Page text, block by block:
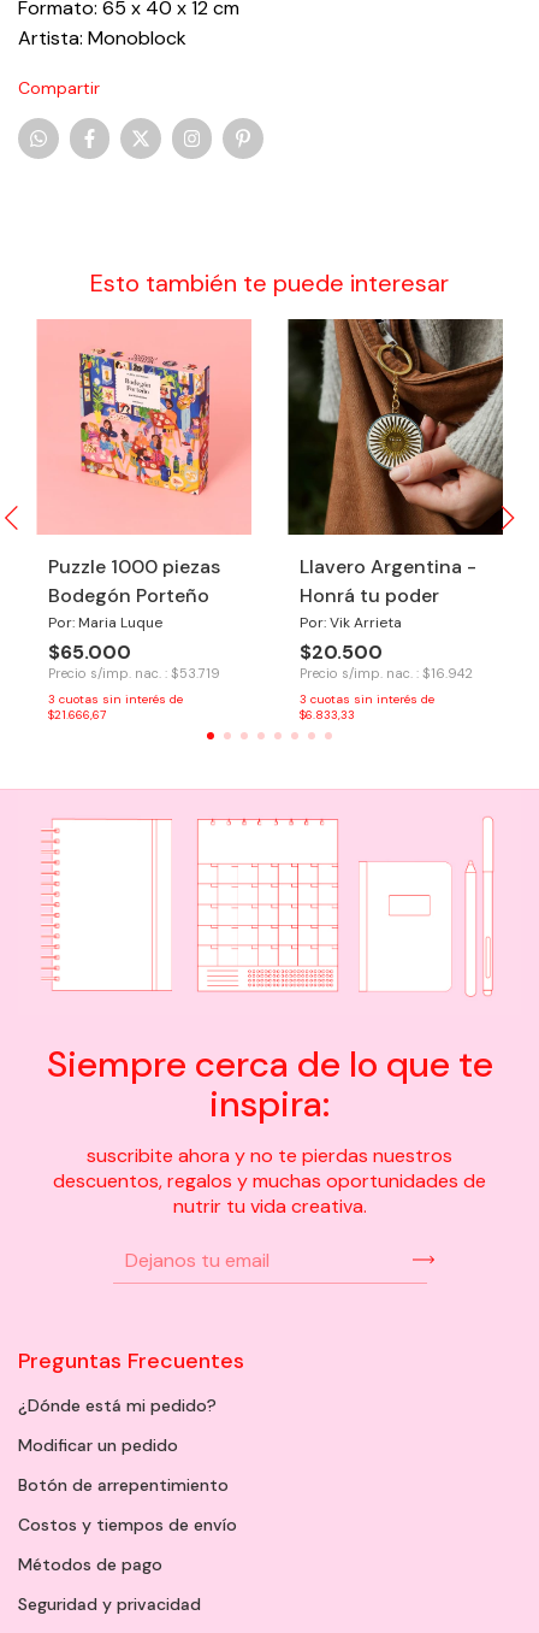
Formato: 65 x 40 x 12 cm
Artista: Monoblock
Compartir
Esto también te puede interesar
Puzzle 1000 piezas
Bodegón Porteño
Por: Maria Luque
$65.000
Precio s/imp. nac. : $53.719
3 cuotas sin interés de
$21.666,67
Llavero Argentina -
Honrá tu poder
Por: Vik Arrieta
$20.500
Precio s/imp. nac. : $16.942
3 cuotas sin interés de
$6.833,33
Siempre cerca de lo que te
inspira:
suscribite ahora y no te pierdas nuestros
descuentos, regalos y muchas oportunidades de
nutrir tu vida creativa.
Preguntas Frecuentes
¿Dónde está mi pedido?
Modificar un pedido
Botón de arrepentimiento
Costos y tiempos de envío
Métodos de pago
Seguridad y privacidad